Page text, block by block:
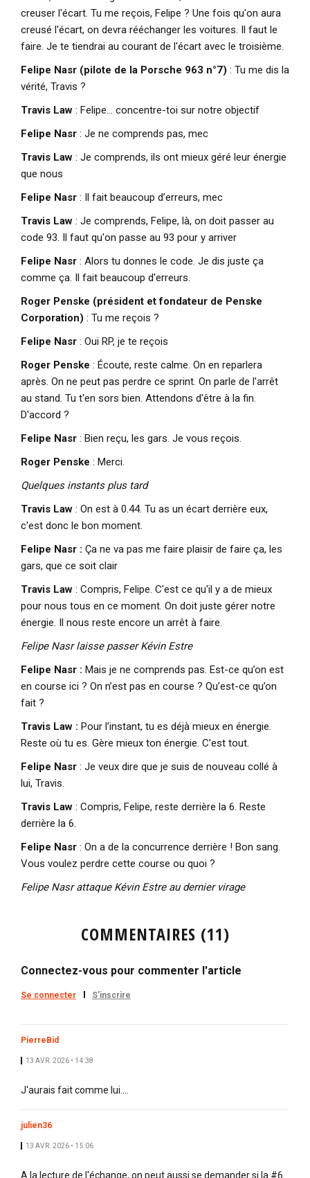
creuser l'écart. Tu me reçois, Felipe ? Une fois qu'on aura
creusé l'écart, on devra rééchanger les voitures. Il faut le
faire. Je te tiendrai au courant de l'écart avec le troisième.
Felipe Nasr (pilote de la Porsche 963 n°7) : Tu me dis la
vérité, Travis ?
Travis Law : Felipe… concentre-toi sur notre objectif
Felipe Nasr : Je ne comprends pas, mec
Travis Law : Je comprends, ils ont mieux géré leur énergie
que nous
Felipe Nasr : Il fait beaucoup d’erreurs, mec
Travis Law : Je comprends, Felipe, là, on doit passer au
code 93. Il faut qu'on passe au 93 pour y arriver
Felipe Nasr : Alors tu donnes le code. Je dis juste ça
comme ça. Il fait beaucoup d'erreurs.
Roger Penske (président et fondateur de Penske
Corporation) : Tu me reçois ?
Felipe Nasr : Oui RP, je te reçois
Roger Penske : Écoute, reste calme. On en reparlera
après. On ne peut pas perdre ce sprint. On parle de l'arrêt
au stand. Tu t'en sors bien. Attendons d'être à la fin.
D'accord ?
Felipe Nasr : Bien reçu, les gars. Je vous reçois.
Roger Penske : Merci.
Quelques instants plus tard
Travis Law : On est à 0.44. Tu as un écart derrière eux,
c'est donc le bon moment.
Felipe Nasr : Ça ne va pas me faire plaisir de faire ça, les
gars, que ce soit clair
Travis Law : Compris, Felipe. C'est ce qu'il y a de mieux
pour nous tous en ce moment. On doit juste gérer notre
énergie. Il nous reste encore un arrêt à faire.
Felipe Nasr laisse passer Kévin Estre
Felipe Nasr : Mais je ne comprends pas. Est-ce qu’on est
en course ici ? On n’est pas en course ? Qu’est-ce qu’on
fait ?
Travis Law : Pour l’instant, tu es déjà mieux en énergie.
Reste où tu es. Gère mieux ton énergie. C’est tout.
Felipe Nasr : Je veux dire que je suis de nouveau collé à
lui, Travis.
Travis Law : Compris, Felipe, reste derrière la 6. Reste
derrière la 6.
Felipe Nasr : On a de la concurrence derrière ! Bon sang.
Vous voulez perdre cette course ou quoi ?
Felipe Nasr attaque Kévin Estre au dernier virage
COMMENTAIRES (11)
Connectez-vous pour commenter l'article
Se connecter S'inscrire
PierreBid
13 AVR. 2026 • 14:38
J'aurais fait comme lui....
julien36
13 AVR. 2026 • 15:06
A la lecture de l'échange, on peut aussi se demander si la #6